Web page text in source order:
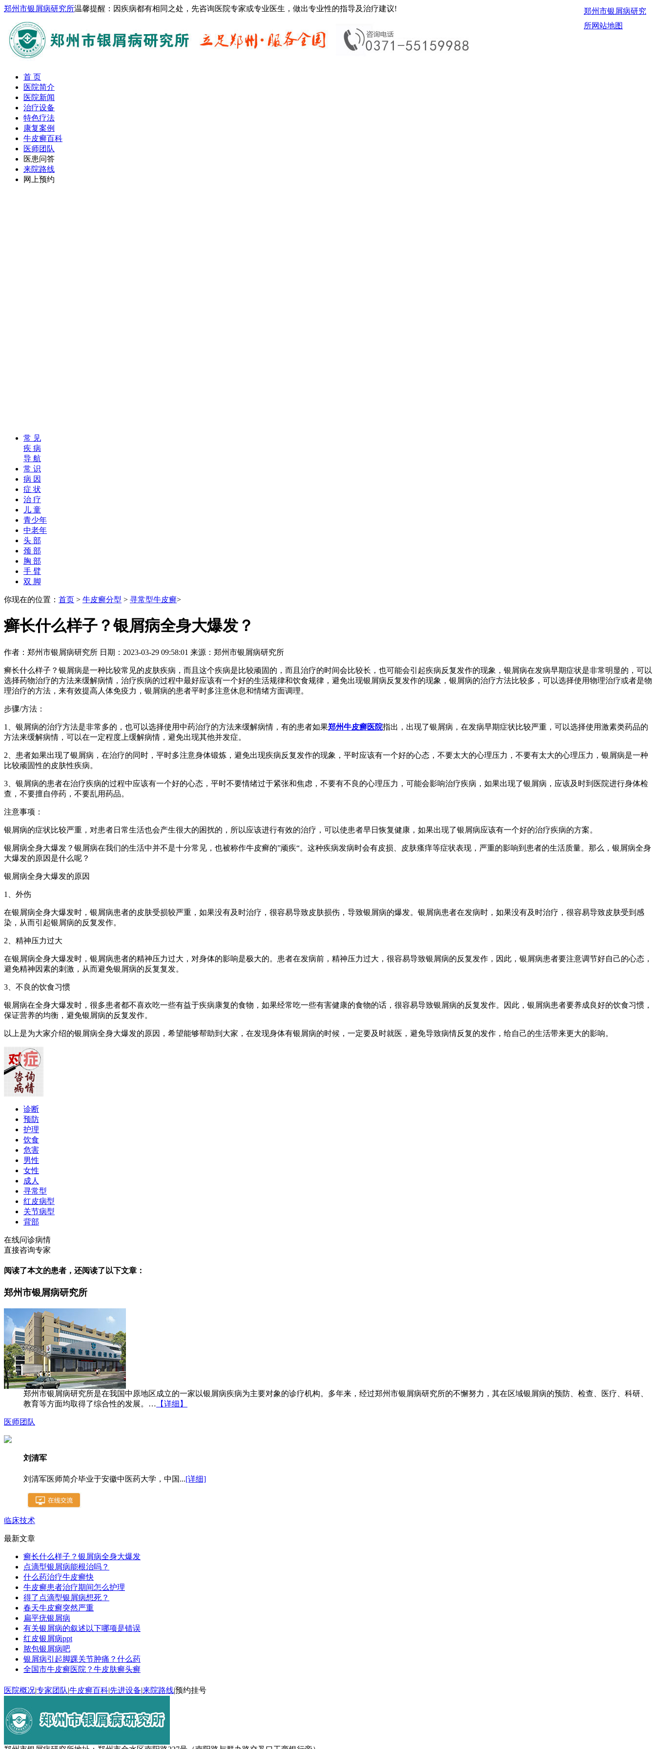
郑州市银屑病研究所温馨提醒：因疾病都有相同之处，先咨询医院专家或专业医生，做出专业性的指导及治疗建议!
郑州市银屑病研究
所网站地图
首 页
医院简介
医院新闻
治疗设备
特色疗法
康复案例
牛皮癣百科
医师团队
医患问答
来院路线
网上预约
常 见
疾 病
导 航
常 识
病 因
症 状
治 疗
儿 童
青少年
中老年
头 部
颈 部
胸 部
手 臂
双 脚
你现在的位置： 首页 > 牛皮癣分型 > 寻常型牛皮癣>
癣长什么样子？银屑病全身大爆发？
作者：郑州市银屑病研究所 日期：2023-03-29 09:58:01 来源：郑州市银屑病研究所
癣长什么样子？银屑病是一种比较常见的皮肤疾病，而且这个疾病是比较顽固的，而且治疗的时间会比较长，也可能会引起疾病反复发作的现象，银屑病在发病早期症状是非常明显的，可以
选择药物治疗的方法来缓解病情，治疗疾病的过程中最好应该有一个好的生活规律和饮食规律，避免出现银屑病反复发作的现象，银屑病的治疗方法比较多，可以选择使用物理治疗或者是物
理治疗的方法，来有效提高人体免疫力，银屑病的患者平时多注意休息和情绪方面调理。
步骤/方法：
1、银屑病的治疗方法是非常多的，也可以选择使用中药治疗的方法来缓解病情，有的患者如果郑州牛皮癣医院指出，出现了银屑病，在发病早期症状比较严重，可以选择使用激素类药品的
方法来缓解病情，可以在一定程度上缓解病情，避免出现其他并发症。
2、患者如果出现了银屑病，在治疗的同时，平时多注意身体锻炼，避免出现疾病反复发作的现象，平时应该有一个好的心态，不要太大的心理压力，不要有太大的心理压力，银屑病是一种
比较顽固性的皮肤性疾病。
3、银屑病的患者在治疗疾病的过程中应该有一个好的心态，平时不要情绪过于紧张和焦虑，不要有不良的心理压力，可能会影响治疗疾病，如果出现了银屑病，应该及时到医院进行身体检
查，不要擅自停药，不要乱用药品。
注意事项：
银屑病的症状比较严重，对患者日常生活也会产生很大的困扰的，所以应该进行有效的治疗，可以使患者早日恢复健康，如果出现了银屑病应该有一个好的治疗疾病的方案。
银屑病全身大爆发？银屑病在我们的生活中并不是十分常见，也被称作牛皮癣的”顽疾“。这种疾病发病时会有皮损、皮肤瘙痒等症状表现，严重的影响到患者的生活质量。那么，银屑病全身
大爆发的原因是什么呢？
银屑病全身大爆发的原因
1、外伤
在银屑病全身大爆发时，银屑病患者的皮肤受损较严重，如果没有及时治疗，很容易导致皮肤损伤，导致银屑病的爆发。银屑病患者在发病时，如果没有及时治疗，很容易导致皮肤受到感
染，从而引起银屑病的反复发作。
2、精神压力过大
在银屑病全身大爆发时，银屑病患者的精神压力过大，对身体的影响是极大的。患者在发病前，精神压力过大，很容易导致银屑病的反复发作，因此，银屑病患者要注意调节好自己的心态，
避免精神因素的刺激，从而避免银屑病的反复复发。
3、不良的饮食习惯
银屑病在全身大爆发时，很多患者都不喜欢吃一些有益于疾病康复的食物，如果经常吃一些有害健康的食物的话，很容易导致银屑病的反复发作。因此，银屑病患者要养成良好的饮食习惯，
保证营养的均衡，避免银屑病的反复发作。
以上是为大家介绍的银屑病全身大爆发的原因，希望能够帮助到大家，在发现身体有银屑病的时候，一定要及时就医，避免导致病情反复的发作，给自己的生活带来更大的影响。
诊断
预防
护理
饮食
危害
男性
女性
成人
寻常型
红皮病型
关节病型
背部
在线问诊病情
直接咨询专家
阅读了本文的患者，还阅读了以下文章：
郑州市银屑病研究所
郑州市银屑病研究所是在我国中原地区成立的一家以银屑病疾病为主要对象的诊疗机构。多年来，经过郑州市银屑病研究所的不懈努力，其在区域银屑病的预防、检查、医疗、科研、
教育等方面均取得了综合性的发展。… 【详细】
医师团队
刘清军
刘清军医师简介毕业于安徽中医药大学，中国...[详细]
临床技术
最新文章
癣长什么样子？银屑病全身大爆发
点滴型银屑病能根治吗？
什么药治疗牛皮癣快
牛皮癣患者治疗期间怎么护理
得了点滴型银屑病想死？
春天牛皮癣突然严重
扁平疣银屑病
有关银屑病的叙述以下哪项是错误
红皮银屑病ppt
脓包银屑病吧
银屑病引起脚踝关节肿痛？什么药
全国市牛皮癣医院？牛皮肤癣头癣
医院概况|专家团队|牛皮癣百科|先进设备|来院路线|预约挂号